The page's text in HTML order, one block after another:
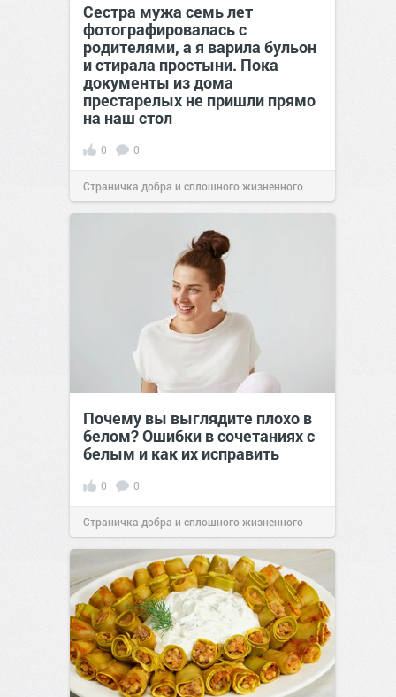
Сестра мужа семь лет
фотографировалась с
родителями, а я варила бульон
и стирала простыни. Пока
документы из дома
престарелых не пришли прямо
на наш стол
0 0
Страничка добра и сплошного жизненного
позитива!00:29Сегодня
Почему вы выглядите плохо в
белом? Ошибки в сочетаниях с
белым и как их исправить
0 0
Страничка добра и сплошного жизненного
позитива!00:29Сегодня